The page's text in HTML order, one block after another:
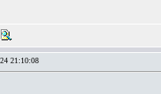
21:10:08